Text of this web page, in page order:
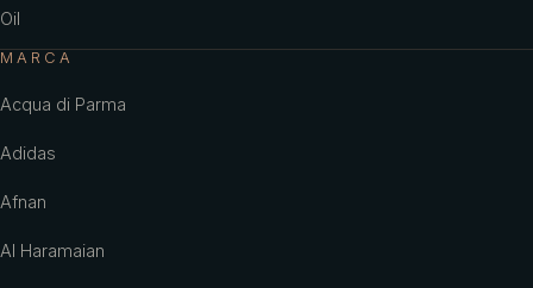
Oil
MARCA
Acqua di Parma
Adidas
Afnan
Al Haramaian